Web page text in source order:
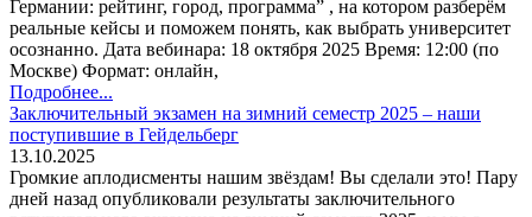
Германии: рейтинг, город, программа” , на котором разберём
реальные кейсы и поможем понять, как выбрать университет
осознанно. Дата вебинара: 18 октября 2025 Время: 12:00 (по
Москве) Формат: онлайн,
Подробнее...
Заключительный экзамен на зимний семестр 2025 – наши
поступившие в Гейдельберг
13.10.2025
Громкие аплодисменты нашим звёздам! Вы сделали это! Пару
дней назад опубликовали результаты заключительного